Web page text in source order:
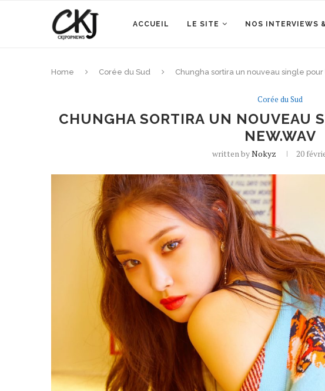
ACCUEIL LE SITE NOS INTERVIEWS
Home Corée du Sud Chungha sortira un nouveau single
Corée du Sud
CHUNGHA SORTIRA UN NOUVEAU
NEW.WAV
written byNokyz 20